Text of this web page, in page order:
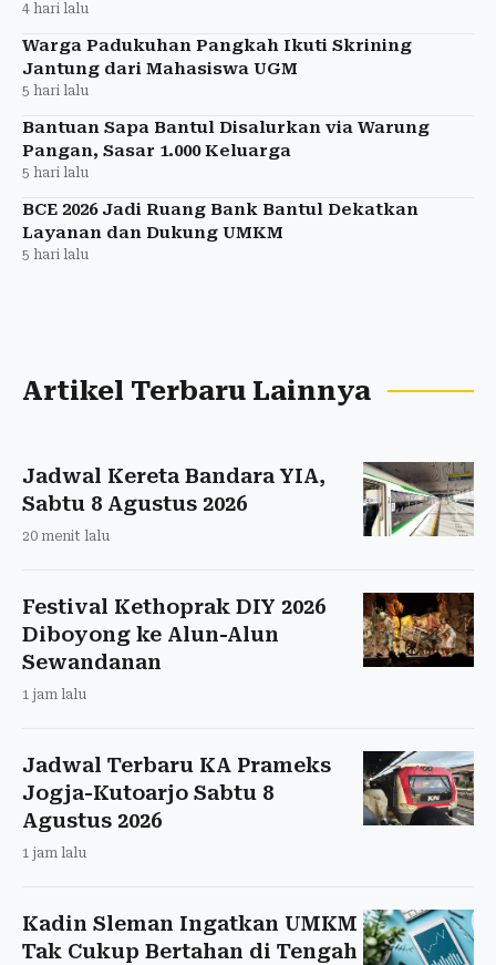
4 hari lalu
Warga Padukuhan Pangkah Ikuti Skrining
Jantung dari Mahasiswa UGM
5 hari lalu
Bantuan Sapa Bantul Disalurkan via Warung
Pangan, Sasar 1.000 Keluarga
5 hari lalu
BCE 2026 Jadi Ruang Bank Bantul Dekatkan
Layanan dan Dukung UMKM
5 hari lalu
Artikel Terbaru Lainnya
Jadwal Kereta Bandara YIA,
Sabtu 8 Agustus 2026
20 menit lalu
Festival Kethoprak DIY 2026
Diboyong ke Alun-Alun
Sewandanan
1 jam lalu
Jadwal Terbaru KA Prameks
Jogja-Kutoarjo Sabtu 8
Agustus 2026
1 jam lalu
Kadin Sleman Ingatkan UMKM
Tak Cukup Bertahan di Tengah